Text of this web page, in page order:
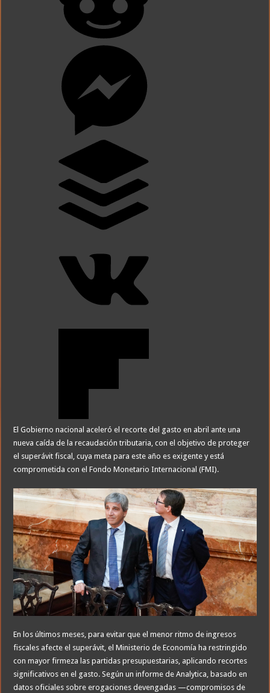
El Gobierno nacional aceleró el recorte del gasto en abril ante una
nueva caída de la recaudación tributaria, con el objetivo de proteger
el superávit fiscal, cuya meta para este año es exigente y está
comprometida con el Fondo Monetario Internacional (FMI).
En los últimos meses, para evitar que el menor ritmo de ingresos
fiscales afecte el superávit, el Ministerio de Economía ha restringido
con mayor firmeza las partidas presupuestarias, aplicando recortes
significativos en el gasto. Según un informe de Analytica, basado en
datos oficiales sobre erogaciones devengadas —compromisos de